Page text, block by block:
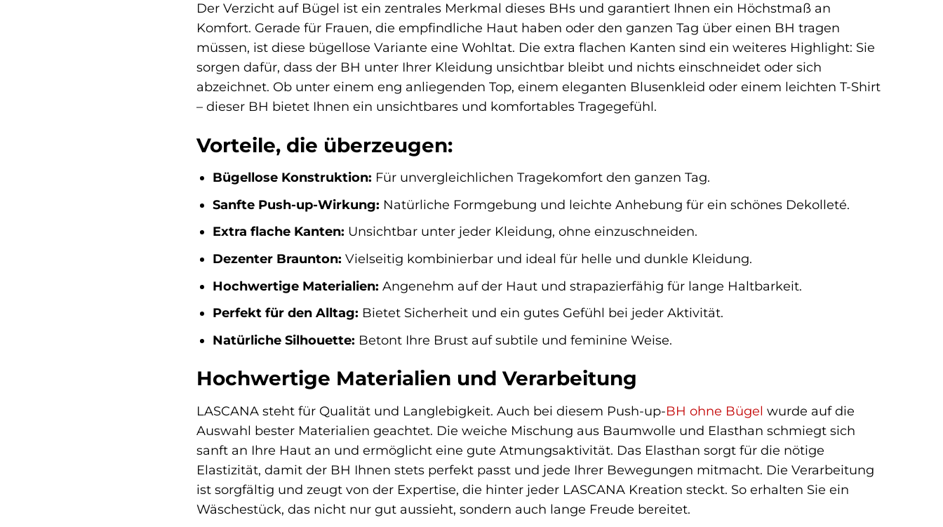
Der Verzicht auf Bügel ist ein zentrales Merkmal dieses BHs und garantiert Ihnen ein Höchstmaß an
Komfort. Gerade für Frauen, die empfindliche Haut haben oder den ganzen Tag über einen BH tragen
müssen, ist diese bügellose Variante eine Wohltat. Die extra flachen Kanten sind ein weiteres Highlight: Sie
sorgen dafür, dass der BH unter Ihrer Kleidung unsichtbar bleibt und nichts einschneidet oder sich
abzeichnet. Ob unter einem eng anliegenden Top, einem eleganten Blusenkleid oder einem leichten T-Shirt
– dieser BH bietet Ihnen ein unsichtbares und komfortables Tragegefühl.
Vorteile, die überzeugen:
Bügellose Konstruktion: Für unvergleichlichen Tragekomfort den ganzen Tag.
Sanfte Push-up-Wirkung: Natürliche Formgebung und leichte Anhebung für ein schönes Dekolleté.
Extra flache Kanten: Unsichtbar unter jeder Kleidung, ohne einzuschneiden.
Dezenter Braunton: Vielseitig kombinierbar und ideal für helle und dunkle Kleidung.
Hochwertige Materialien: Angenehm auf der Haut und strapazierfähig für lange Haltbarkeit.
Perfekt für den Alltag: Bietet Sicherheit und ein gutes Gefühl bei jeder Aktivität.
Natürliche Silhouette: Betont Ihre Brust auf subtile und feminine Weise.
Hochwertige Materialien und Verarbeitung
LASCANA steht für Qualität und Langlebigkeit. Auch bei diesem Push-up-BH ohne Bügel wurde auf die
Auswahl bester Materialien geachtet. Die weiche Mischung aus Baumwolle und Elasthan schmiegt sich
sanft an Ihre Haut an und ermöglicht eine gute Atmungsaktivität. Das Elasthan sorgt für die nötige
Elastizität, damit der BH Ihnen stets perfekt passt und jede Ihrer Bewegungen mitmacht. Die Verarbeitung
ist sorgfältig und zeugt von der Expertise, die hinter jeder LASCANA Kreation steckt. So erhalten Sie ein
Wäschestück, das nicht nur gut aussieht, sondern auch lange Freude bereitet.